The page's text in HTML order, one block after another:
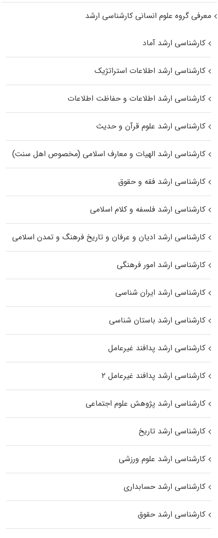
معرفی گروه علوم انسانی کارشناسی ارشد
کارشناسی ارشد آماد
کارشناسی ارشد اطلاعات استراتژیک
کارشناسی ارشد اطلاعات و حفاظت اطلاعات
کارشناسی ارشد علوم قرآن و حدیث
کارشناسی ارشد الهیات و معارف اسلامی (مخصوص اهل سنت)
کارشناسی ارشد فقه و حقوق
کارشناسی ارشد فلسفه و کلام اسلامی
کارشناسی ارشد ادیان و عرفان و تاریخ فرهنگ و تمدن اسلامی
کارشناسی ارشد امور فرهنگی
کارشناسی ارشد ایران شناسی
کارشناسی ارشد باستان شناسی
کارشناسی ارشد پدافند غیرعامل
کارشناسی ارشد پدافند غیرعامل ۲
کارشناسی ارشد پژوهش علوم اجتماعی
کارشناسی ارشد تاریخ
کارشناسی ارشد علوم ورزشی
کارشناسی ارشد حسابداری
کارشناسی ارشد حقوق